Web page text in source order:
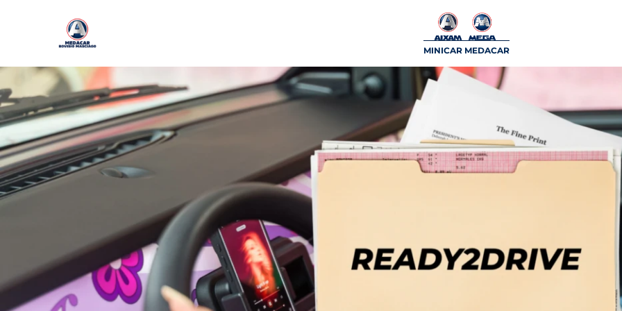
MINICAR MEDACAR